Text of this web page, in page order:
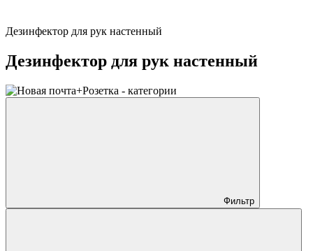
Дезинфектор для рук настенный
Дезинфектор для рук настенный
Фильтр